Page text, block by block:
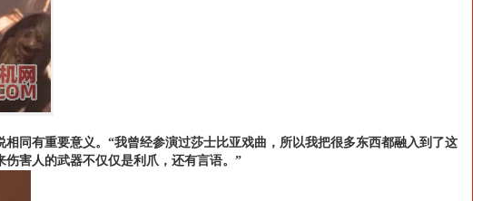
同有重要意义。“我曾经参演过莎士比亚戏曲，所以我把很多东西都融入到了这
伤害人的武器不仅仅是利爪，还有言语。”